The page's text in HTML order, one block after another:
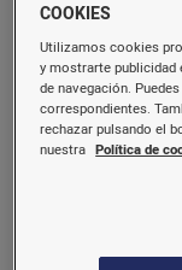
0,99 €/u.
Comprar
COOKIES
Utilizamos cookies
y mostrarte publicidad
de navegación.
correspondientes.
rechazar pulsando el
nuestra Política de